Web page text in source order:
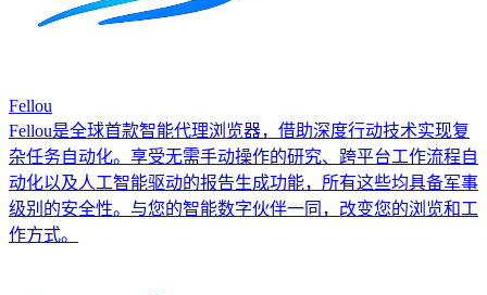
Fellou
Fellou是全球首款智能代理浏览器，借助深度行动技术实现复
杂任务自动化。享受无需手动操作的研究、跨平台工作流程自
动化以及人工智能驱动的报告生成功能，所有这些均具备军事
级别的安全性。与您的智能数字伙伴一同，改变您的浏览和工
作方式。